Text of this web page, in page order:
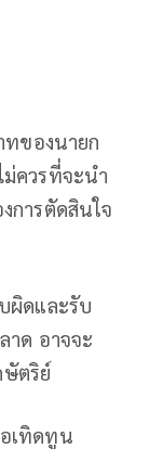
ทของนายก
ควรที่จะนำ
การตัดสินใจ
ผิดและรับ
าด อาจจะ
ตริย์
เทิดทูน